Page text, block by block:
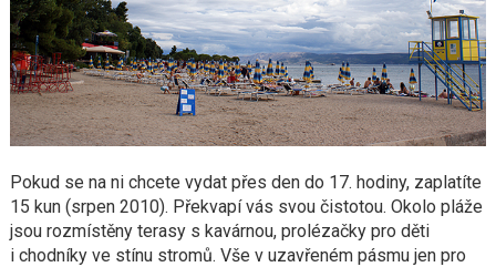
Pokud se na ni chcete vydat přes den do 17. hodiny, zaplatíte
15 kun (srpen 2010). Překvapí vás svou čistotou. Okolo pláže
jsou rozmístěny terasy s kavárnou, prolézačky pro děti
i chodníky ve stínu stromů. Vše v uzavřeném pásmu jen pro